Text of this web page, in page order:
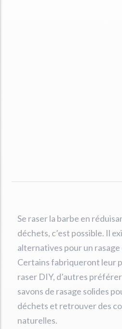
Se raser la barbe en
déchets, c’est possible. Il
alternatives pour un
Certains fabriqueront leur
raser DIY, d’autres
savons de rasage solides
déchets et retrouver des
naturelles.